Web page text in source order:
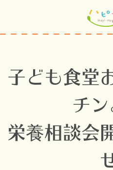
子ども食堂
チン
栄養相談会